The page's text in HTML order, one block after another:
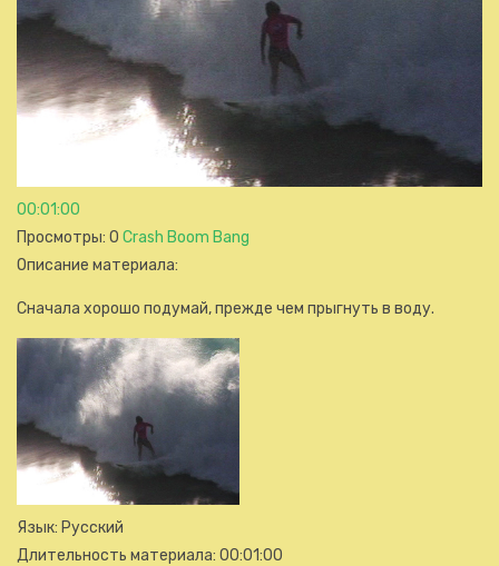
00:01:00
Просмотры: 0 Crash Boom Bang
Описание материала:
Сначала хорошо подумай, прежде чем прыгнуть в воду.
Язык: Русский
Длительность материала: 00:01:00